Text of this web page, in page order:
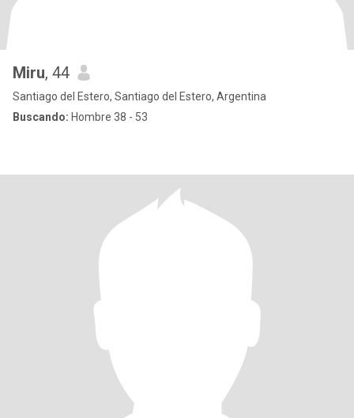
Miru, 44
Santiago del Estero, Santiago del Estero, Argentina
Buscando: Hombre 38 - 53